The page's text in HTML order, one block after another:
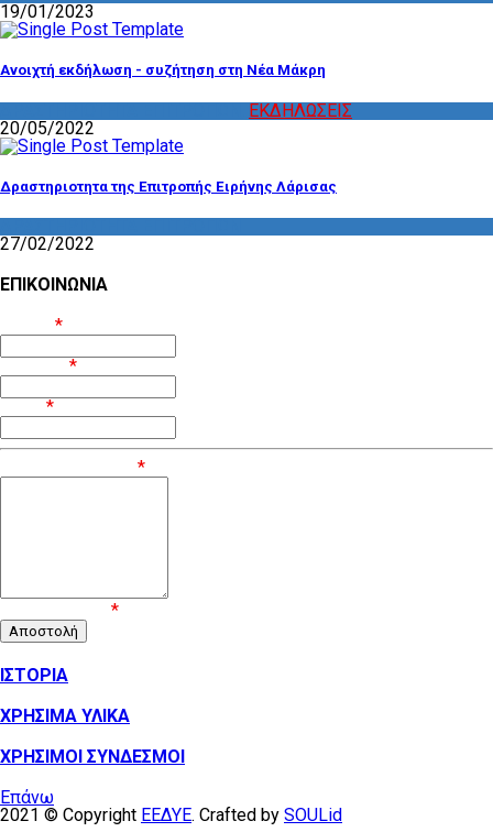
19/01/2023
Ανοιχτή εκδήλωση - συζήτηση στη Νέα Μάκρη
ΕΚΔΗΛΩΣΕΙΣ
20/05/2022
Δραστηριοτητα της Επιτροπής Ειρήνης Λάρισας
27/02/2022
ΕΠΙΚΟΙΝΩΝΙΑ
*
*
*
*
*
ΙΣΤΟΡΙΑ
ΧΡΗΣΙΜΑ ΥΛΙΚΑ
ΧΡΗΣΙΜΟΙ ΣΥΝΔΕΣΜΟΙ
Επάνω
2021 © Copyright ΕΕΔΥΕ. Crafted by SOULid